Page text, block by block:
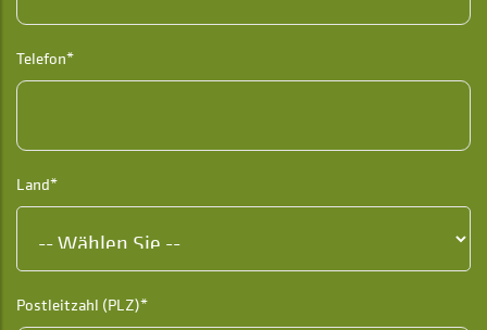
Telefon*
Land*
Postleitzahl (PLZ)*